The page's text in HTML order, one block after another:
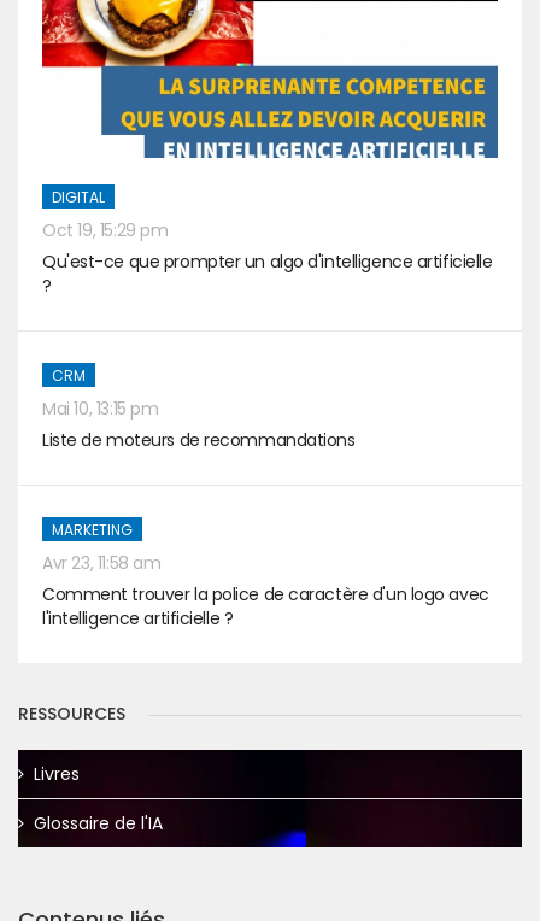
DIGITAL
Oct 19, 15:29 pm
Qu'est-ce que prompter un algo d'intelligence artificielle
?
CRM
Mai 10, 13:15 pm
Liste de moteurs de recommandations
MARKETING
Avr 23, 11:58 am
Comment trouver la police de caractère d'un logo avec
l'intelligence artificielle ?
RESSOURCES
Livres
Glossaire de l'IA